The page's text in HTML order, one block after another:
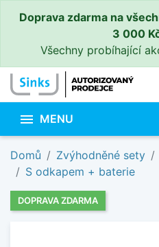
Doprava zdarma na
3 000
Všechny probíhající
 MENU
Domů Zvýhodněné sety
S odkapem + baterie
DOPRAVA ZDARMA